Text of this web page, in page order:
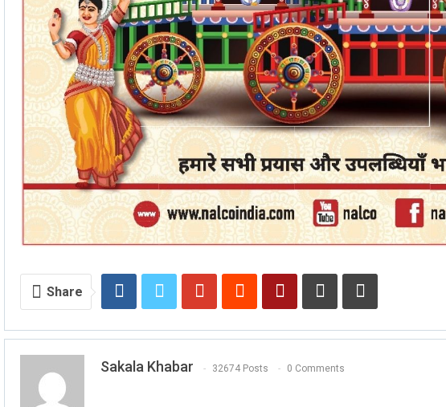
Share
Sakala Khabar 32674 Posts 0 Comments